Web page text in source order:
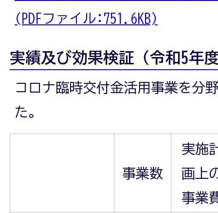
(PDFファイル:751.6KB)
実績及び効果検証（令和5年
コロナ臨時交付金活用事業を分
た。
事業数
実施
画上
事業